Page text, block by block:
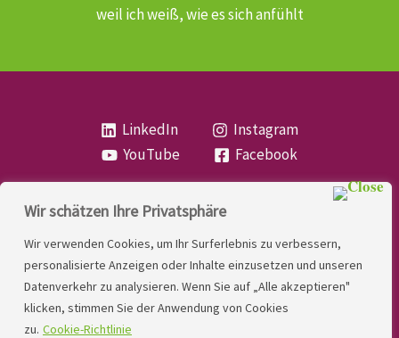
Wir schätzen Ihre Privatsphäre
Wir verwenden Cookies, um Ihr Surferlebnis zu verbessern,
personalisierte Anzeigen oder Inhalte einzusetzen und unseren
Datenverkehr zu analysieren. Wenn Sie auf „Alle akzeptieren"
klicken, stimmen Sie der Anwendung von Cookies
zu. Cookie-Richtlinie
weil ich weiß, wie es sich anfühlt
LinkedIn
Instagram
YouTube
Facebook
LINDNER. 2026 | Powered by
Kontakt